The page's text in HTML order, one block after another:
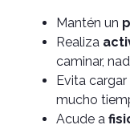
Mantén un
Realiza
caminar,
Evita
mucho
Acude a